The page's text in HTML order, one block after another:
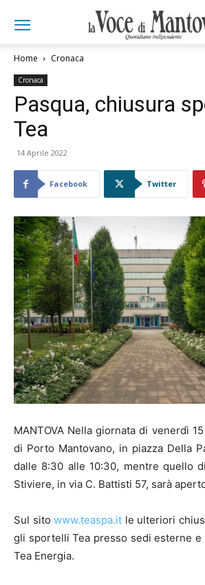
Home Cronaca
Cronaca
Pasqua, chiusura
Tea
14 Aprile 2022
Facebook Twitter
MANTOVA Nella giornata di venerdì
di Porto Mantovano, in piazza Della
dalle 8:30 alle 10:30, mentre quello
Stiviere, in via C. Battisti 57, sarà
Sul sitowww.teaspa.it le ulteriori
gli sportelli Tea presso sedi esterne
Tea Energia.